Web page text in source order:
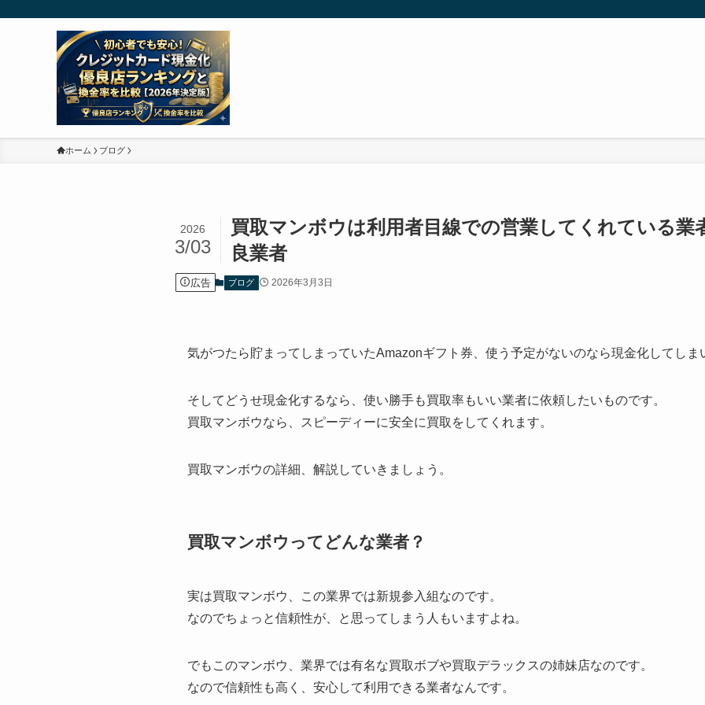
ホーム ブログ
買取マンボウは利用者目線での営業してくれている業
良業者
2026
3/03
広告 ブログ 2026年3月3日
気がつたら貯まってしまっていたAmazonギフト券、使う予定がないのなら現金化してしま
そしてどうせ現金化するなら、使い勝手も買取率もいい業者に依頼したいものです。
買取マンボウなら、スピーディーに安全に買取をしてくれます。
買取マンボウの詳細、解説していきましょう。
買取マンボウってどんな業者？
実は買取マンボウ、この業界では新規参入組なのです。
なのでちょっと信頼性が、と思ってしまう人もいますよね。
でもこのマンボウ、業界では有名な買取ボブや買取デラックスの姉妹店なのです。
なので信頼性も高く、安心して利用できる業者なんです。